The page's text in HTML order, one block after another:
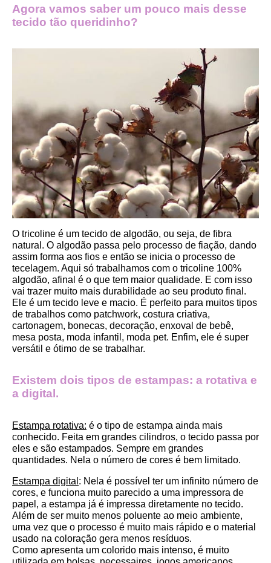
Agora vamos saber um pouco mais desse
tecido tão queridinho?
O tricoline é um tecido de algodão, ou seja, de fibra
natural. O algodão passa pelo processo de fiação, dando
assim forma aos fios e então se inicia o processo de
tecelagem. Aqui só trabalhamos com o tricoline 100%
algodão, afinal é o que tem maior qualidade. E com isso
vai trazer muito mais durabilidade ao seu produto final.
Ele é um tecido leve e macio. É perfeito para muitos tipos
de trabalhos como patchwork, costura criativa,
cartonagem, bonecas, decoração, enxoval de bebê,
mesa posta, moda infantil, moda pet. Enfim, ele é super
versátil e ótimo de se trabalhar.
Existem dois tipos de estampas: a rotativa e
a digital.
Estampa rotativa: é o tipo de estampa ainda mais
conhecido. Feita em grandes cilindros, o tecido passa por
eles e são estampados. Sempre em grandes
quantidades. Nela o número de cores é bem limitado.
Estampa digital : Nela é possível ter um infinito número de
cores, e funciona muito parecido a uma impressora de
papel, a estampa já é impressa diretamente no tecido.
Além de ser muito menos poluente ao meio ambiente,
uma vez que o processo é muito mais rápido e o material
usado na coloração gera menos resíduos.
Como apresenta um colorido mais intenso, é muito